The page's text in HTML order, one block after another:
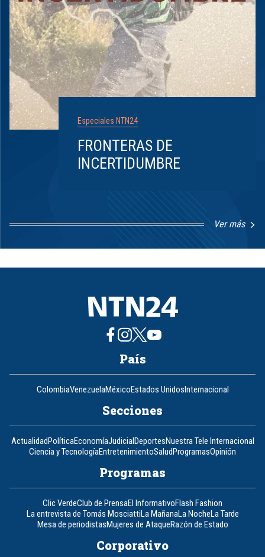
Especiales NTN24
FRONTERAS DE
INCERTIDUMBRE
Ver más
1
8
País
ColombiaVenezuelaMéxicoEstados UnidosInternacional
Secciones
ActualidadPolíticaEconomíaJudicialDeportesNuestra Tele Internacional
Ciencia y TecnologíaEntretenimientoSaludProgramasOpinión
Programas
Clic VerdeClub de PrensaEl InformativoFlash Fashion
La entrevista de Tomás MosciattiLa MañanaLa NocheLa Tarde
Mesa de periodistasMujeres de AtaqueRazón de Estado
Corporativo